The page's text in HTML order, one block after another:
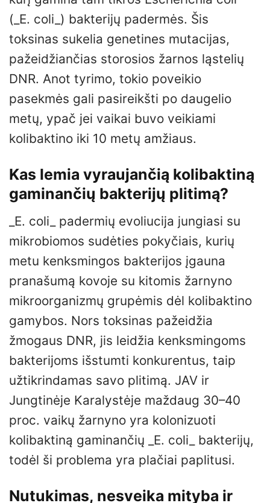
(_E. coli_) bakterijų padermės. Šis
toksinas sukelia genetines mutacijas,
pažeidžiančias storosios žarnos ląstelių
DNR. Anot tyrimo, tokio poveikio
pasekmės gali pasireikšti po daugelio
metų, ypač jei vaikai buvo veikiami
kolibaktino iki 10 metų amžiaus.
Kas lemia vyraujančią kolibaktiną
gaminančių bakterijų plitimą?
_E. coli_ padermių evoliucija jungiasi su
mikrobiomos sudėties pokyčiais, kurių
metu kenksmingos bakterijos įgauna
pranašumą kovoje su kitomis žarnyno
mikroorganizmų grupėmis dėl kolibaktino
gamybos. Nors toksinas pažeidžia
žmogaus DNR, jis leidžia kenksmingoms
bakterijoms išstumti konkurentus, taip
užtikrindamas savo plitimą. JAV ir
Jungtinėje Karalystėje maždaug 30–40
proc. vaikų žarnyno yra kolonizuoti
kolibaktiną gaminančių _E. coli_ bakterijų,
todėl ši problema yra plačiai paplitusi.
Nutukimas, nesveika mityba ir